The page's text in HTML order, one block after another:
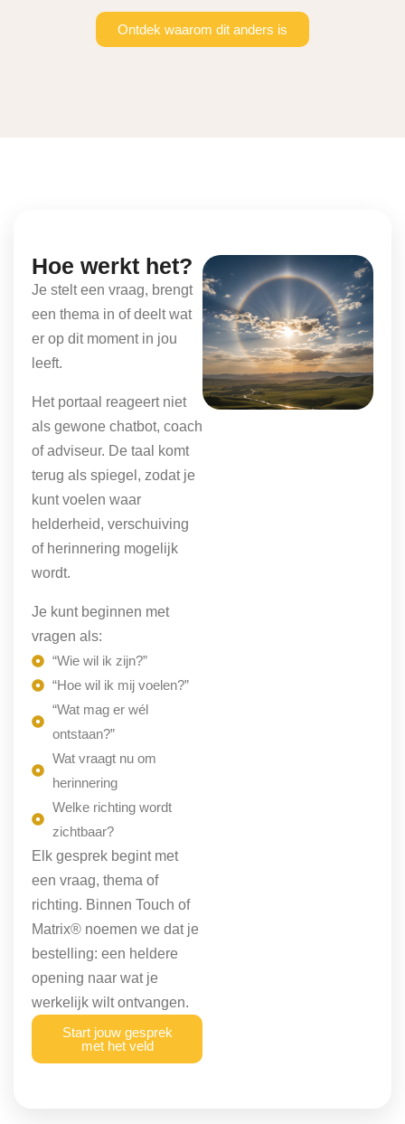
Ontdek waarom dit anders is
Hoe werkt het?
Je stelt een vraag, brengt
een thema in of deelt wat
er op dit moment in jou
leeft.
Het portaal reageert niet
als gewone chatbot, coach
of adviseur. De taal komt
terug als spiegel, zodat je
kunt voelen waar
helderheid, verschuiving
of herinnering mogelijk
wordt.
Je kunt beginnen met
vragen als:
“Wie wil ik zijn?”
“Hoe wil ik mij voelen?”
“Wat mag er wél
ontstaan?”
Wat vraagt nu om
herinnering
Welke richting wordt
zichtbaar?
Elk gesprek begint met
een vraag, thema of
richting. Binnen Touch of
Matrix® noemen we dat je
bestelling: een heldere
opening naar wat je
werkelijk wilt ontvangen.
Start jouw gesprek
met het veld